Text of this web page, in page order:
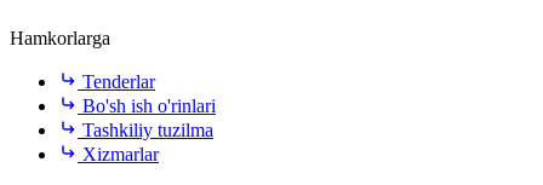
Hamkorlarga
Tenderlar
Bo'sh ish o'rinlari
Tashkiliy tuzilma
Xizmarlar